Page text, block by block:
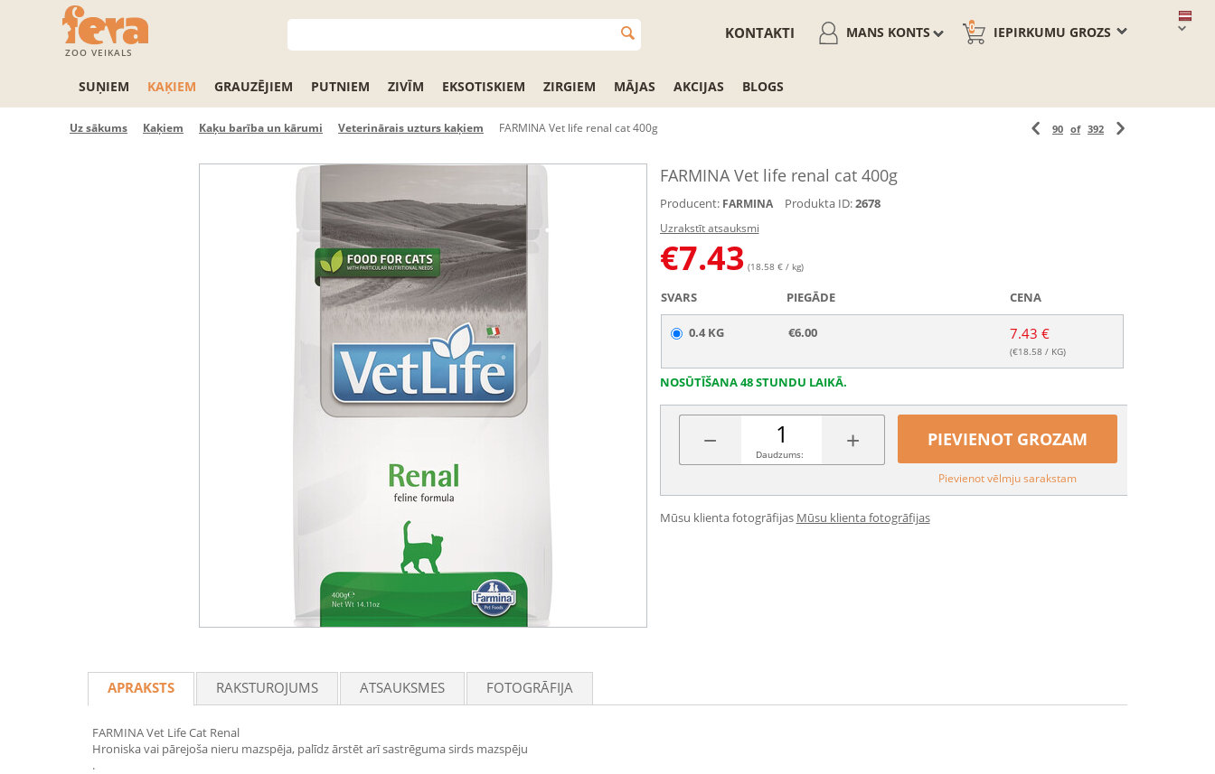
ZOO VEIKALS
IEPIRKUMU GROZS
0
MANS KONTS
KONTAKTI
SUŅIEM KAĶIEM GRAUZĒJIEM PUTNIEM ZIVĪM EKSOTISKIEM ZIRGIEM MĀJAS AKCIJAS BLOGS
Uz sākums Kaķiem Kaķu barība un kārumi Veterinārais uzturs kaķiem FARMINA Vet life renal cat 400g 90 of 392
FARMINA Vet life renal cat 400g
Producent: FARMINA Produkta ID:2678
Uzrakstīt atsauksmi
€7.43 (18.58 € / kg)
SVARS PIEGĀDE CENA
0.4 KG €6.00 7.43 €
(€18.58 / KG)
NOSŪTĪŠANA 48 STUNDU LAIKĀ.
− +
Daudzums:
PIEVIENOT GROZAM
Pievienot vēlmju sarakstam
Mūsu klienta fotogrāfijas Mūsu klienta fotogrāfijas
APRAKSTS RAKSTUROJUMS ATSAUKSMES FOTOGRĀFIJA
FARMINA Vet Life Cat Renal
Hroniska vai pārejoša nieru mazspēja, palīdz ārstēt arī sastrēguma sirds mazspēju
.